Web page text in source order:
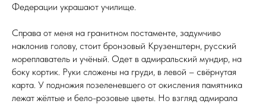
Федерации украшают училище.
Справа от меня на гранитном постаменте, задумчиво
наклонив голову, стоит бронзовый Крузенштерн, русский
мореплаватель и учёный. Одет в адмиральский мундир, на
боку кортик. Руки сложены на груди, в левой – свёрнутая
карта. У подножия позеленевшего от окисления памятника
лежат жёлтые и бело-розовые цветы. Но взгляд адмирала